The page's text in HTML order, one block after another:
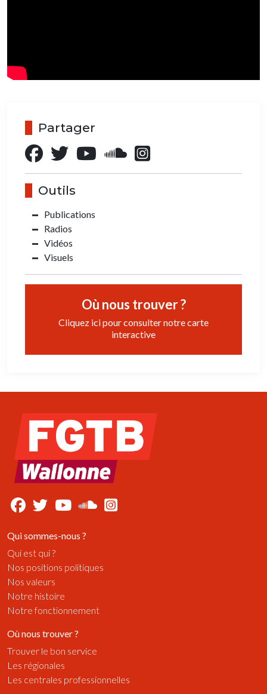
Partager
Outils
Publications
Radios
Vidéos
Visuels
Où nous trouver ?
Cliquez ici pour consulter notre carte
interactive
Qui sommes-nous ?
Qui est qui ?
Nos positions politiques
Nos valeurs
Notre histoire
Notre fonctionnement
Où nous trouver ?
Trouver le bon service
Les régionales
Les centrales professionnelles